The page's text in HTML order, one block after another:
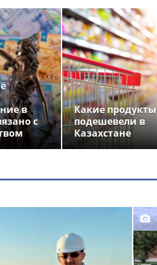
в
с
Какие продукты
подешевели в
Казахстане